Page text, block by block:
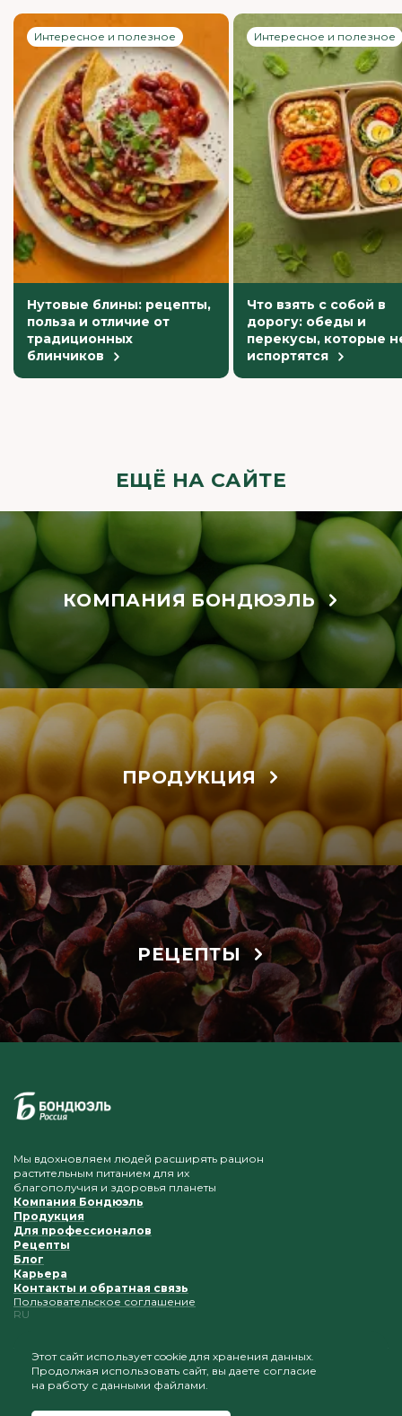
Интересное и полезное
Нутовые блины: рецепты,
польза и отличие от
традиционных
блинчиков
Интересное и полезное
Что взять с собой в
дорогу: обеды и
перекусы, которые
испортятся
ЕЩЁ НА САЙТЕ
КОМПАНИЯ БОНДЮЭЛЬ
ПРОДУКЦИЯ
РЕЦЕПТЫ
Мы вдохновляем людей расширять рацион
растительным питанием для их
благополучия и здоровья планеты
Компания Бондюэль
Продукция
Для профессионалов
Рецепты
Блог
Карьера
Контакты и обратная связь
Пользовательское соглашение
RU
Приветствуется копирование и размещение
материалов при условии сохранения ссылки на наш
Этот сайт использует cookie для хранения данных.
Продолжая использовать сайт, вы даете согласие
на работу с данными файлами.